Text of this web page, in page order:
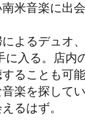
米音楽に出会
よるデュオ
に入る。店内
ることも可
音楽を探して
るはず。